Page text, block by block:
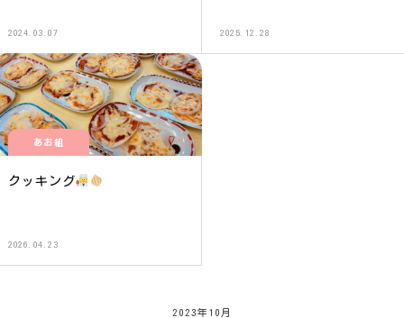
2024.03.07 2025.12.28
あお組
クッキング
2026.04.23
2023年10月